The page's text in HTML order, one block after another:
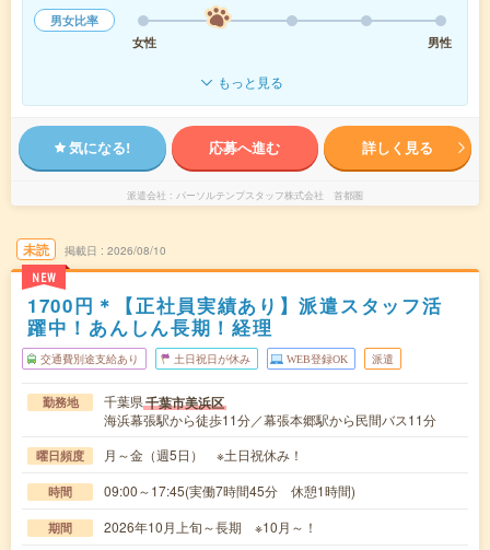
男女比率
女性
男性
もっと見る
気になる! 応募へ進む 詳しく見る
派遣会社 パーソルテンプスタッフ株式会社 首都圏
未読
NEW
掲載日 2026/08/10
1700円＊【正社員実績あり】派遣スタッフ活
躍中！あんしん長期！経理
交通費別途支給あり 土日祝日が休み WEB登録OK 派遣
勤務地 千葉県千葉市美浜区
海浜幕張駅から徒歩11分／幕張本郷駅から民間バス11分
曜日頻度 月～金（週5日） ※土日祝休み！
時間 09:00～17:45(実働7時間45分 休憩1時間)
期間 2026年10月上旬～長期 ※10月～！